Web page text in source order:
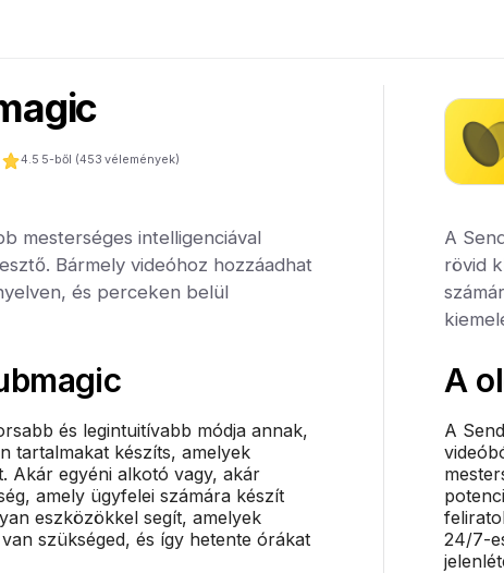
4.5 5-ből (453 vélemények)
mesterséges intelligenciával
Bármely videóhoz hozzáadhat
és perceken belül
és legintuitívabb módja annak,
tartalmakat készíts, amelyek
Akár egyéni alkotó vagy, akár
amely ügyfelei számára készít
eszközökkel segít, amelyek
szükséged, és így hetente órákat
A
rövid
A
A
24/7-